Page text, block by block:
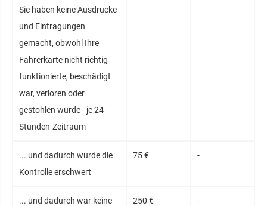
Sie haben keine Ausdrucke
und Eintragungen
gemacht, obwohl Ihre
Fahrerkarte nicht richtig
funktionierte, beschädigt
war, verloren oder
gestohlen wurde - je 24-
Stunden-Zeitraum
... und dadurch wurde die
Kontrolle erschwert
75 € -
... und dadurch war keine
250 € -